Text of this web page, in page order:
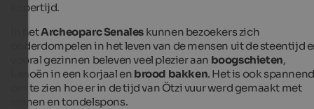
kopertijd.
In hetArcheoparc Senales kunnen bezoekers zich
onderdompelen in het leven van de mensen uit de steentijd
vooral gezinnen beleven veel plezier aan boogschieten,
kanoën in een korjaal en brood bakken. Het is ook spannend
om te zien hoe er in de tijd van Ötzi vuur werd gemaakt met
stenen en tondelspons.